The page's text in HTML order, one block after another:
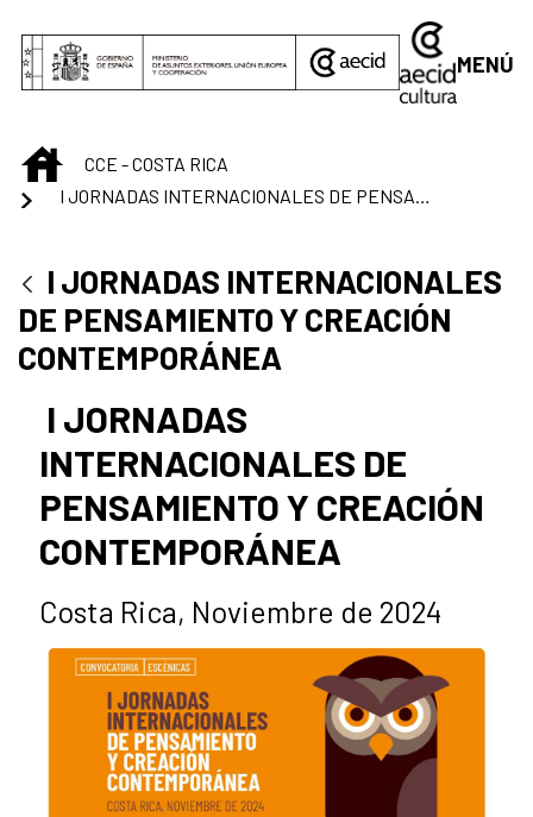
MENÚ
INICIO
CCE - COSTA RICA
I JORNADAS INTERNACIONALES
DE PENSAMIENTO Y CREACIÓN
CONTEMPORÁNEA
I JORNADAS
INTERNACIONALES DE
PENSAMIENTO Y CREACIÓN
CONTEMPORÁNEA
Costa Rica, Noviembre de 2024